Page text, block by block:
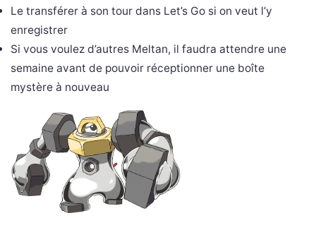
Le transférer à son tour dans Let’s Go si on veut l’y
enregistrer
Si vous voulez d’autres Meltan, il faudra attendre une
semaine avant de pouvoir réceptionner une boîte
mystère à nouveau